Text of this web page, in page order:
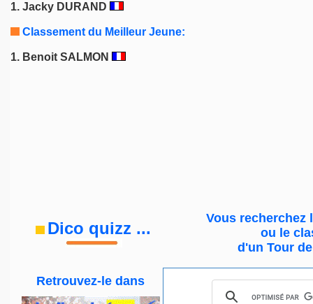
1. Jacky DURAND
Classement du Meilleur Jeune:
1. Benoit SALMON
Dico quizz ...
Vous recherchez
ou le
d'un Tour
Retrouvez-le dans